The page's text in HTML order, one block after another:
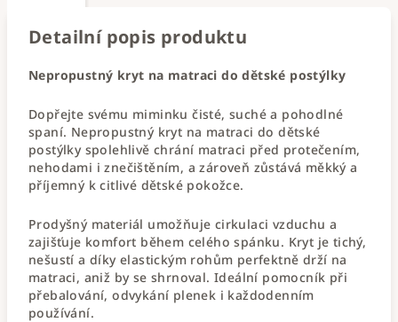
Detailní popis produktu
Nepropustný kryt na matraci do dětské postýlky
Dopřejte svému miminku čisté, suché a pohodlné
spaní. Nepropustný kryt na matraci do dětské
postýlky spolehlivě chrání matraci před protečením,
nehodami i znečištěním, a zároveň zůstává měkký a
příjemný k citlivé dětské pokožce.
Prodyšný materiál umožňuje cirkulaci vzduchu a
zajišťuje komfort během celého spánku. Kryt je tichý,
nešustí a díky elastickým rohům perfektně drží na
matraci, aniž by se shrnoval. Ideální pomocník při
přebalování, odvykání plenek i každodenním
používání.